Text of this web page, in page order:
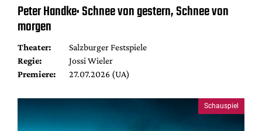
Peter Handke: Schnee von gestern, Schnee von
morgen
Theater:
Salzburger Festspiele
Regie:
Jossi Wieler
Premiere:
27.07.2026 (UA)
Schauspiel